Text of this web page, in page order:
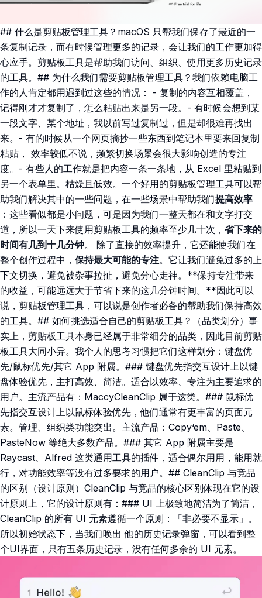
## 什么是剪贴板管理工具？macOS 只帮我们保存了最近的一
条复制记录，而有时候管理更多的记录，会让我们的工作更加得
心应手。剪贴板工具是帮助我们访问、组织、使用更多历史记录
的工具。## 为什么我们需要剪贴板管理工具？我们依赖电脑工
作的人肯定都用遇到过这些的情况： - 复制的内容互相覆盖，
记得刚才才复制了，怎么粘贴出来是另一段。- 有时候会想到某
一段文字、某个地址，我以前写过复制过，但是却很难再找出
来。- 有的时候从一个网页摘抄一些东西到笔记本里要来回复制
粘贴， 效率较低不说，频繁切换场景会很大影响创造的专注
度。- 有些人的工作就是把内容一条一条地，从 Excel 里粘贴到
另一个表单里。枯燥且低效。一个好用的剪贴板管理工具可以帮
助我们解决其中的一些问题，在一些场景中帮助我们提高效率
：这些看似都是小问题，可是因为我们一整天都在和文字打交
道，所以一天下来使用剪贴板工具的频率至少几十次， 省下来的
时间有几到十几分钟。 除了直接的效率提升，它还能使我们在
整个创作过程中， 保持最大可能的专注。它让我们避免过多的上
下文切换，避免被杂事拉扯，避免分心走神。**保持专注带来
的收益，可能远远大于节省下来的这几分钟时间。**因此可以
说，剪贴板管理工具，可以说是创作者必备的帮助我们保持高效
的工具。## 如何挑选适合自己的剪贴板工具？（品类划分）事
实上，剪贴板工具本身已经属于非常细分的品类，因此目前剪贴
板工具大同小异。我个人的思考习惯把它们这样划分：键盘优
先/鼠标优先/其它 App 附属。### 键盘优先指交互设计上以键
盘体验优先，主打高效、简洁。适合以效率、专注为主要追求的
用户。主流产品有：MaccyCleanClip 属于这类。### 鼠标优
先指交互设计上以鼠标体验优先，他们通常有更丰富的页面元
素。管理、组织类功能突出。主流产品：Copy‘em、Paste、
PasteNow 等绝大多数产品。### 其它 App 附属主要是
Raycast、Alfred 这类通用工具的插件，适合偶尔用用，能用就
行，对功能效率等没有过多要求的用户。## CleanClip 与竞品
的区别（设计原则）CleanClip 与竞品的核心区别体现在它的设
计原则上，它的设计原则有：### UI 上极致地简洁为了简洁，
CleanClip 的所有 UI 元素遵循一个原则：「非必要不显示」。
所以初始状态下，当我们唤出 他的历史记录弹窗，可以看到整
个UI界面，只有五条历史记录，没有任何多余的 UI 元素。